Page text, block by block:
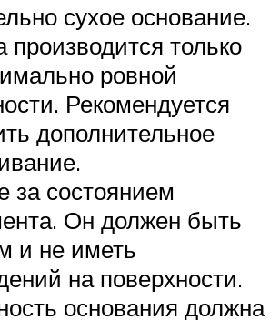
сухое основание.
производится только
ровной
Рекомендуется
дополнительное
за состоянием
Он должен быть
и не иметь
на поверхности.
основания должна